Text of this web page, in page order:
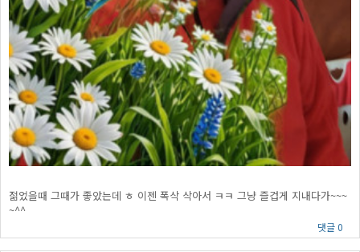
젊었을때 그때가 좋았는데 ㅎ 이젠 폭삭 삭아서 ㅋㅋ 그냥 즐겁게 지내다가~~~
~^^
댓글 0